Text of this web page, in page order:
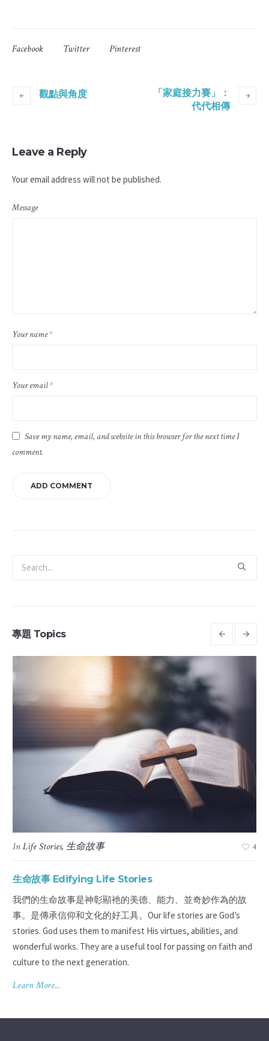
Facebook Twitter Pinterest
觀點與角度
「家庭接力賽」：
代代相傳
Leave a Reply
Your email address will not be published.
Message
Your name*
Your email*
Save my name, email, and website in this browser for the next time I
comment.
專題 Topics
InLife Stories,生命故事 4
生命故事 Edifying Life Stories
我們的生命故事是神彰顯衪的美德、能力、並奇妙作為的故
事。是傳承信仰和文化的好工具。Our life stories are God’s
stories. God uses them to manifest His virtues, abilities, and
wonderful works. They are a useful tool for passing on faith and
culture to the next generation.
Learn More...